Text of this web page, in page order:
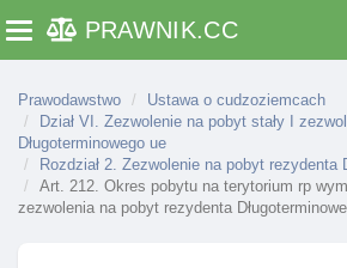
Toggle navigation
PRAWNIK.CC
Prawodawstwo
Ustawa o cudzoziemcach
Dział VI. Zezwolenie na pobyt stały I
Długoterminowego ue
Rozdział 2. Zezwolenie na pobyt rezydenta
Art. 212. Okres pobytu na terytorium rp
zezwolenia na pobyt rezydenta
sprawie udzielenia zezwolenia
członkowi rodziny obywatela rp
Art. 169a. Dopuszczalność
krótkoterminowej członka
Art. 169b. Obowiązki
sprawach zezwolenia na pobyt
rodziny naukowca